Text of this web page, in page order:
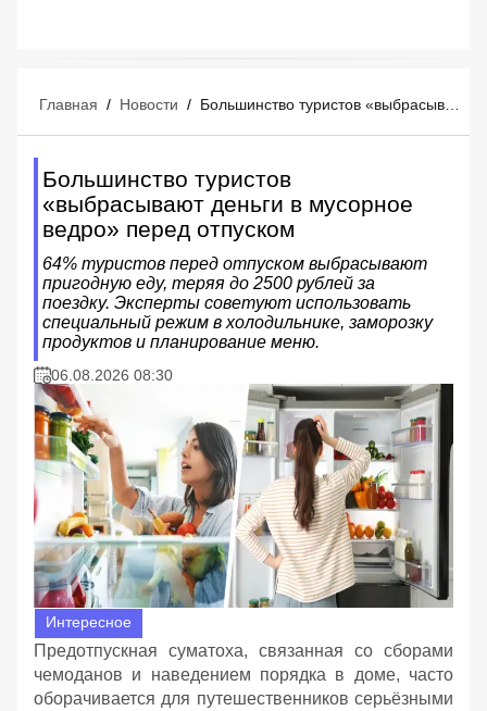
Главная / Новости / Большинство туристов «выбрасывают деньги в мусорное ведро» перед отпуском
Большинство туристов
«выбрасывают деньги в мусорное
ведро» перед отпуском
64% туристов перед отпуском выбрасывают
пригодную еду, теряя до 2500 рублей за
поездку. Эксперты советуют использовать
специальный режим в холодильнике, заморозку
продуктов и планирование меню.
06.08.2026 08:30
Интересное
Предотпускная суматоха, связанная со сборами
чемоданов и наведением порядка в доме, часто
оборачивается для путешественников серьёзными